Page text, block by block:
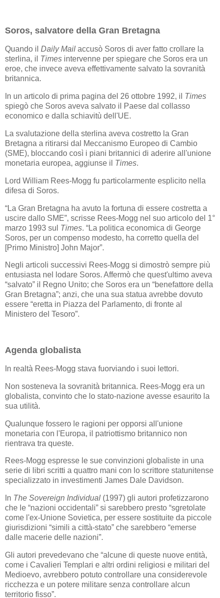
Soros, salvatore della Gran Bretagna
Quando il Daily Mail accusò Soros di aver fatto crollare la
sterlina, il Times intervenne per spiegare che Soros era un
eroe, che invece aveva effettivamente salvato la sovranità
britannica.
In un articolo di prima pagina del 26 ottobre 1992, il Times
spiegò che Soros aveva salvato il Paese dal collasso
economico e dalla schiavitù dell'UE.
La svalutazione della sterlina aveva costretto la Gran
Bretagna a ritirarsi dal Meccanismo Europeo di Cambio
(SME), bloccando così i piani britannici di aderire all'unione
monetaria europea, aggiunse il Times.
Lord William Rees-Mogg fu particolarmente esplicito nella
difesa di Soros.
“La Gran Bretagna ha avuto la fortuna di essere costretta a
uscire dallo SME”, scrisse Rees-Mogg nel suo articolo del 1°
marzo 1993 sul Times. “La politica economica di George
Soros, per un compenso modesto, ha corretto quella del
[Primo Ministro] John Major”.
Negli articoli successivi Rees-Mogg si dimostrò sempre più
entusiasta nel lodare Soros. Affermò che quest'ultimo aveva
“salvato” il Regno Unito; che Soros era un “benefattore della
Gran Bretagna”; anzi, che una sua statua avrebbe dovuto
essere “eretta in Piazza del Parlamento, di fronte al
Ministero del Tesoro”.
Agenda globalista
In realtà Rees-Mogg stava fuorviando i suoi lettori.
Non sosteneva la sovranità britannica. Rees-Mogg era un
globalista, convinto che lo stato-nazione avesse esaurito la
sua utilità.
Qualunque fossero le ragioni per opporsi all'unione
monetaria con l'Europa, il patriottismo britannico non
rientrava tra queste.
Rees-Mogg espresse le sue convinzioni globaliste in una
serie di libri scritti a quattro mani con lo scrittore statunitense
specializzato in investimenti James Dale Davidson.
In The Sovereign Individual (1997) gli autori profetizzarono
che le “nazioni occidentali” si sarebbero presto “sgretolate
come l'ex-Unione Sovietica, per essere sostituite da piccole
giurisdizioni “simili a città-stato” che sarebbero “emerse
dalle macerie delle nazioni”.
Gli autori prevedevano che “alcune di queste nuove entità,
come i Cavalieri Templari e altri ordini religiosi e militari del
Medioevo, avrebbero potuto controllare una considerevole
ricchezza e un potere militare senza controllare alcun
territorio fisso”.